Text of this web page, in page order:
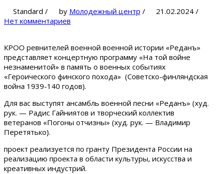
Standard / by Молодежный центр / 21.02.2024/
Нет комментариев
КРОО ревнителей военной военной истории «Реданъ»
представляет концертную программу «На той войне
незнаменитой» в память о военных событиях
«Героического финского похода» (Советско-финляндская
война 1939-140 годов).
Для вас выступят ансамбль военной песни «Реданъ» (худ.
рук. — Радис Гайниятов и творческий коллектив
ветеранов «Погоны отчизны» (худ. рук. — Владимир
Перетятько).
проект реализуется по гранту Президента России на
реализацию проекта в области культуры, искусства и
креативных индустрий.